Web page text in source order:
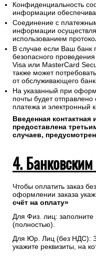
Конфиденциальность
информации
Соединение с
информации
использованием
В случае если Ваш банк
безопасного
Visa или MasterCard
также может
от обслуживающего
На указанный при
почты будет
платежа и электронный
Введенная
предоставлена
случаев,
4.
Чтобы оплатить заказ
оформлении заказа
счёт на оплату»
Для Физ. лиц:
(полностью).
Для Юр. Лиц (без НДС):
укажите реквизиты, на